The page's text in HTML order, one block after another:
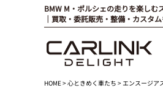
BMW M・ポルシェの走りを楽しむ
｜買取・委託販売・整備・カスタ
HOME>心ときめく車たち > エンスージア